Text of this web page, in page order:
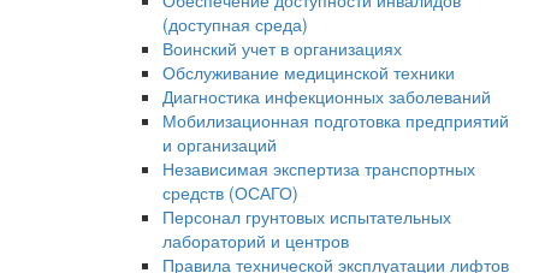
(доступная среда)
Воинский учет в организациях
Обслуживание медицинской техники
Диагностика инфекционных заболеваний
Мобилизационная подготовка предприятий
и организаций
Независимая экспертиза транспортных
средств (ОСАГО)
Персонал грунтовых испытательных
лабораторий и центров
Правила технической эксплуатации лифтов